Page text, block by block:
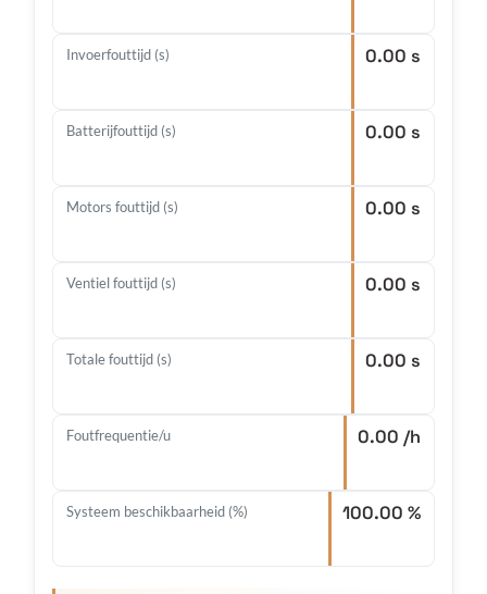
Invoerfouttijd (s) 0.00 s
Batterijfouttijd (s) 0.00 s
Motors fouttijd (s) 0.00 s
Ventiel fouttijd (s) 0.00 s
Totale fouttijd (s) 0.00 s
Foutfrequentie/u 0.00 /h
Systeem beschikbaarheid (%) 100.00 %